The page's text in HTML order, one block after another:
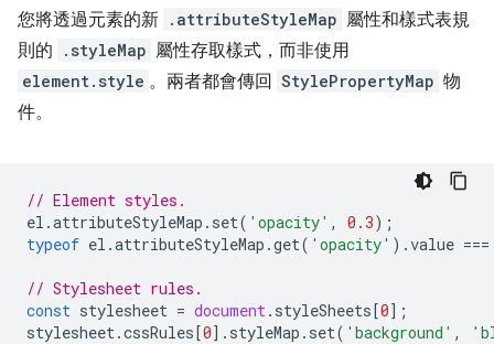
您將透過元素的新 .attributeStyleMap 屬性和樣式表規
則的
.styleMap 屬性存取樣式，而非使用
element.style 。兩者都會傳回 StylePropertyMap 物
件。
// Element styles.
el .attributeStyleMap . set( 'opacity' , 0.3);
typeof el .attributeStyleMap .get( 'opacity' ).value ===
// Stylesheet rules.
const stylesheet = document. styleSheets[0];
stylesheet.cssRules[0]. styleMap . set( 'background' ,